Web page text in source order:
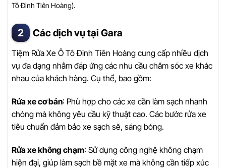
Tô Đinh Tiên Hoàng).
Các dịch vụ tại Gara
Tiệm Rửa Xe Ô Tô Đinh Tiên Hoàng cung cấp nhiều dịch
vụ đa dạng nhằm đáp ứng các nhu cầu chăm sóc xe khác
nhau của khách hàng. Cụ thể, bao gồm:
Rửa xe cơ bản: Phù hợp cho các xe cần làm sạch nhanh
chóng mà không yêu cầu kỹ thuật cao. Các bước rửa xe
tiêu chuẩn đảm bảo xe sạch sẽ, sáng bóng.
Rửa xe không chạm: Sử dụng công nghệ không chạm
hiện đại, giúp làm sạch bề mặt xe mà không cần tiếp xúc